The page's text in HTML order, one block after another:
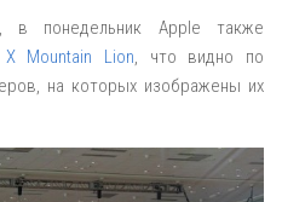
в понедельник Apple также
X Mountain Lion , что видно по
на которых изображены их